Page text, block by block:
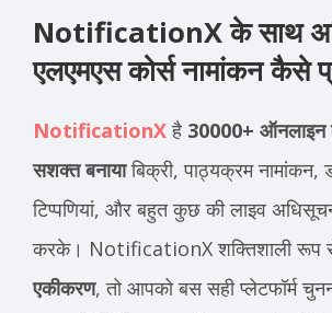
NotificationX के साथ
एलएमएस कोर्स नामांकन कैसे
NotificationXहै 30000+ ऑनलाइन
सशक्त बनायाबिक्री, पाठ्यक्रम नामांकन,
टिप्पणियां, और बहुत कुछ की लाइव
करके। NotificationX शक्तिशाली रूप
एकीकरण, तो आपको बस सही प्लेटफॉर्म